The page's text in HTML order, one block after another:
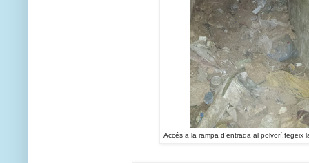
Accés a la rampa d’entrada al polvorí.fegeix